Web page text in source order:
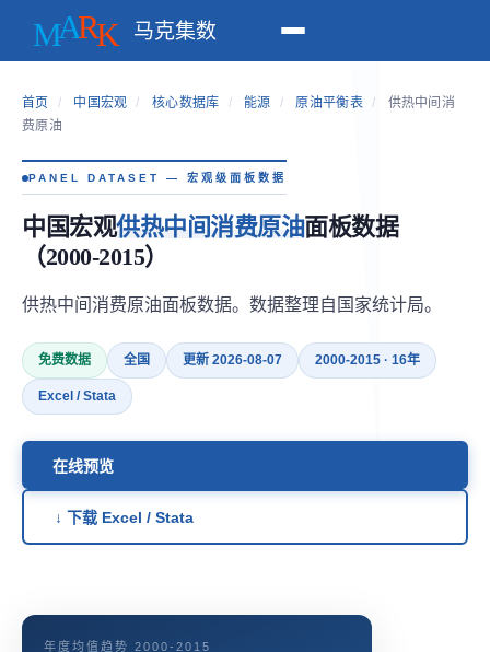
马克集数
首页 / 中国宏观 / 核心数据库 / 能源 / 原油平衡表 /
供热中间消
费原油
PANEL DATASET — 宏观级面板数据
中国宏观供热中间消费原油面板数据
（2000-2015）
供热中间消费原油面板数据。数据整理自国家统计局。
免费数据 全国 更新 2026-08-07 2000-2015 · 16年
Excel / Stata
在线预览
↓ 下载 Excel / Stata
年度均值趋势 2000-2015